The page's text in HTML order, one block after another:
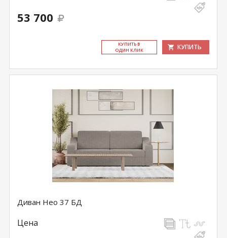
53 700
КУ­ПИТЬ В
ОДИН КЛИК
КУПИТЬ
Диван Нео 37 БД
Цена